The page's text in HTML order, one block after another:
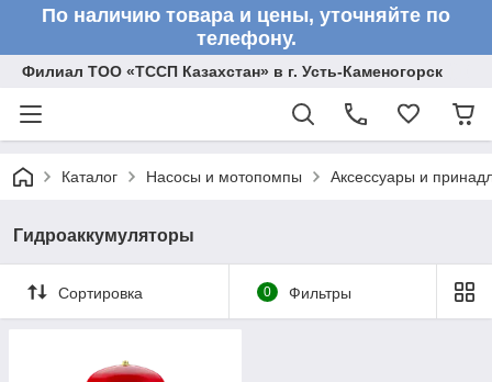
По наличию товара и цены, уточняйте по
телефону.
Филиал ТОО «ТССП Казахстан» в г. Усть-Каменогорск
Каталог Насосы и мотопомпы Аксессуары и
Гидроаккумуляторы
Сортировка 0 Фильтры